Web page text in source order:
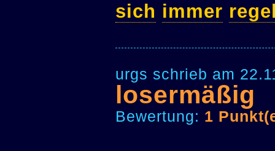
sich immer
urgs schrieb am
losermäßig
Bewertung: 1